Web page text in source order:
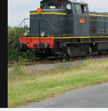
SITES
PRÉHISTORIQUES
RELIGIEUXTOURISME
INDUSTRIEL
VILLAGES
DE
FRANCE
&
CROISIÈRES
&
TRAINS
OENOTOURISME